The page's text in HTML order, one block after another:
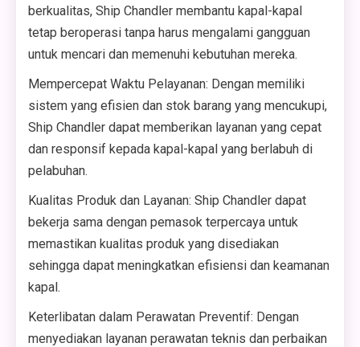
berkualitas, Ship Chandler membantu kapal-kapal
tetap beroperasi tanpa harus mengalami gangguan
untuk mencari dan memenuhi kebutuhan mereka.
Mempercepat Waktu Pelayanan: Dengan memiliki
sistem yang efisien dan stok barang yang mencukupi,
Ship Chandler dapat memberikan layanan yang cepat
dan responsif kepada kapal-kapal yang berlabuh di
pelabuhan.
Kualitas Produk dan Layanan: Ship Chandler dapat
bekerja sama dengan pemasok terpercaya untuk
memastikan kualitas produk yang disediakan
sehingga dapat meningkatkan efisiensi dan keamanan
kapal.
Keterlibatan dalam Perawatan Preventif: Dengan
menyediakan layanan perawatan teknis dan perbaikan